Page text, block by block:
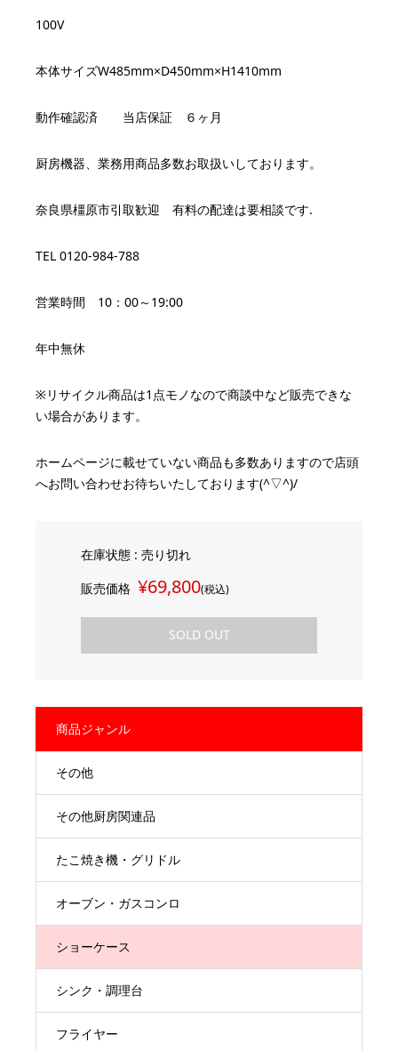
100V
本体サイズW485mm×D450mm×H1410mm
動作確認済 当店保証 ６ヶ月
厨房機器、業務用商品多数お取扱いしております。
奈良県橿原市引取歓迎 有料の配達は要相談です.
TEL 0120-984-788
営業時間 10：00～19:00
年中無休
※リサイクル商品は1点モノなので商談中など販売できな
い場合があります。
ホームページに載せていない商品も多数ありますので店頭
へお問い合わせお待ちいたしております(^▽^)/
在庫状態 : 売り切れ
販売価格 ¥69,800(税込)
SOLD OUT
商品ジャンル
その他
その他厨房関連品
たこ焼き機・グリドル
オーブン・ガスコンロ
ショーケース
シンク・調理台
フライヤー